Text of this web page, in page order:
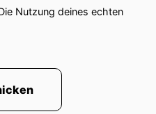
reden, sind die
und da gibt es en
in der Logistik.
wie viele Produkte
Nutzung deines echten